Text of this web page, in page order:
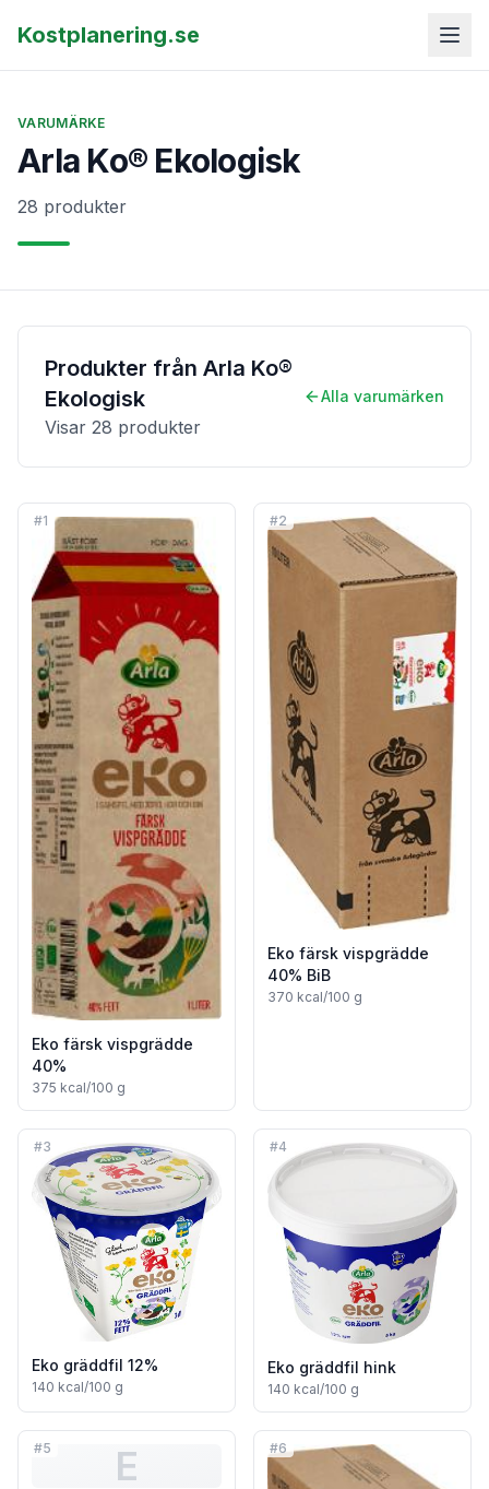
Kostplanering.se
VARUMÄRKE
Arla Ko® Ekologisk
28 produkter
Produkter från Arla Ko®
Ekologisk
Visar 28 produkter
Alla varumärken
#1
Eko färsk vispgrädde
40%
375 kcal/100 g
#2
Eko färsk vispgrädde
40% BiB
370 kcal/100 g
#3
Eko gräddfil 12%
140 kcal/100 g
#4
Eko gräddfil hink
140 kcal/100 g
#5 E #6